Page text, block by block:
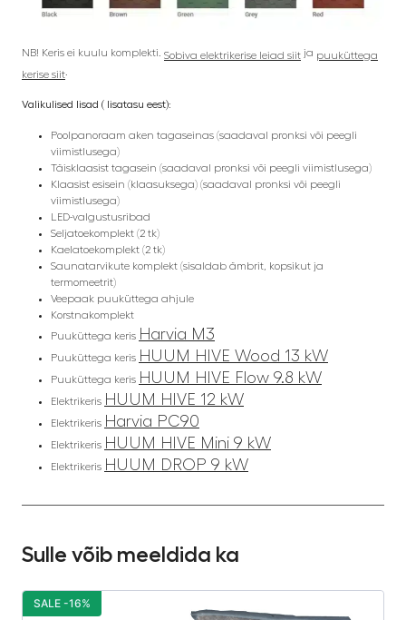
NB! Keris ei kuulu komplekti. Sobiva elektrikerise leiad siit ja puuküttega
kerise siit
Valikulised lisad ( lisatasu eest):
Poolpanoraam aken tagaseinas (saadaval pronksi või peegli
viimistlusega)
Täisklaasist tagasein (saadaval pronksi või peegli viimistlusega)
Klaasist esisein (klaasuksega) (saadaval pronksi või peegli
viimistlusega)
LED-valgustusribad
Seljatoekomplekt (2 tk)
Kaelatoekomplekt (2 tk)
Saunatarvikute komplekt (sisaldab ämbrit, kopsikut ja
termomeetrit)
Veepaak puuküttega ahjule
Korstnakomplekt
Puuküttega keris Harvia M3
Puuküttega keris HUUM HIVE Wood 13 kW
Puuküttega keris HUUM HIVE Flow 9.8 kW
Elektrikeris HUUM HIVE 12 kW
Elektrikeris Harvia PC90
Elektrikeris HUUM HIVE Mini 9 kW
Elektrikeris HUUM DROP 9 kW
Sulle võib meeldida ka
SALE -16%